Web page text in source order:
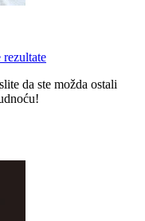
rezultate
da ste možda ostali